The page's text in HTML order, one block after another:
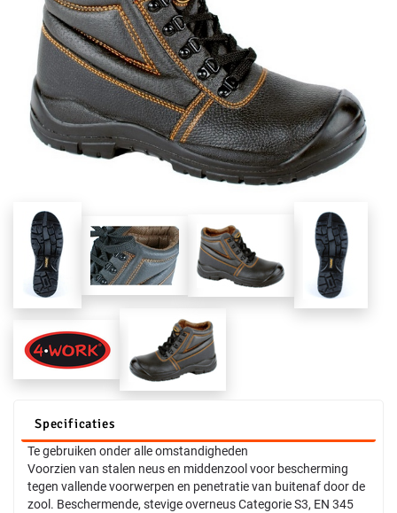
Specificaties
Te gebruiken onder alle omstandigheden
Voorzien van stalen neus en middenzool voor bescherming
tegen vallende voorwerpen en penetratie van buitenaf door de
zool. Beschermende, stevige overneus Categorie S3, EN 345